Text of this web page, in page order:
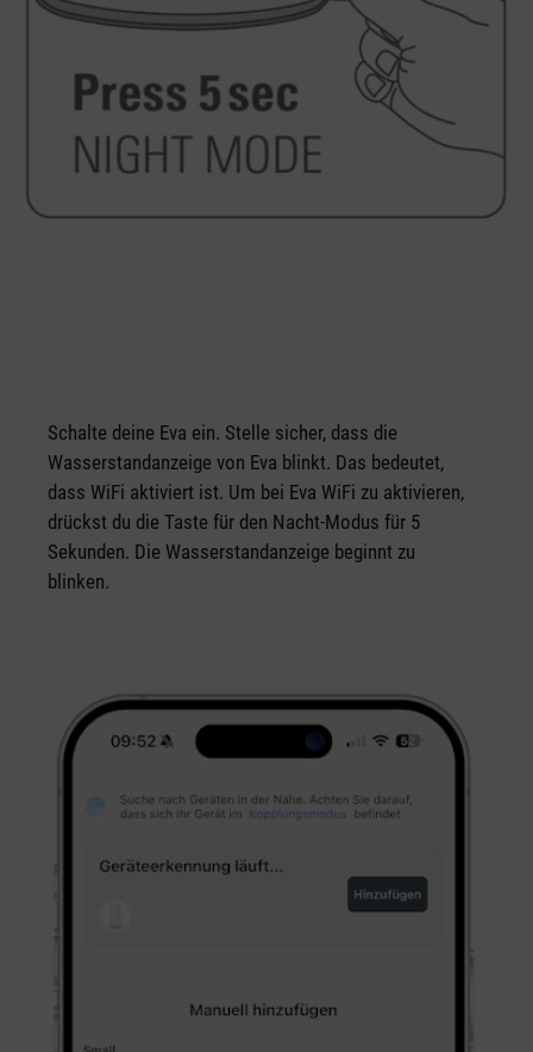
Schalte deine Eva ein. Stelle sicher, dass die
Wasserstandanzeige von Eva blinkt. Das bedeutet,
dass WiFi aktiviert ist. Um bei Eva WiFi zu aktivieren,
drückst du die Taste für den Nacht-Modus für 5
Sekunden. Die Wasserstandanzeige beginnt zu
blinken.